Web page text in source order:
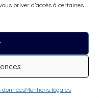
priver d'accès à certaines
donnéesMentions légales
2026